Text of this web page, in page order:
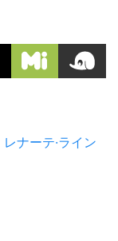
レナーテ·ライン